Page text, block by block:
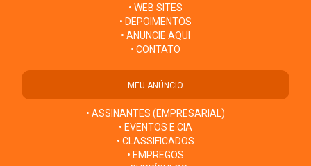
• WEB SITES
• DEPOIMENTOS
• ANUNCIE AQUI
• CONTATO
MEU ANÚNCIO
• ASSINANTES (EMPRESARIAL)
• EVENTOS E CIA
• CLASSIFICADOS
• EMPREGOS